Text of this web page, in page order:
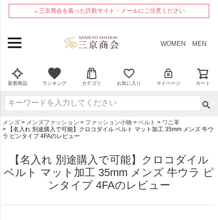
→三京商会を装った詐欺サイト・メールにご注意ください
WOMEN MEN
新着商品 ランキング カテゴリ お気に入り マイページ カート
メンズ メンズファッション ファッション小物 ベルト
ワニ革
【名入れ 別途購入で可能】クロコダイル ベルト マット加工 35mm メンズ 牛ウ
ラ ピンタイプ 4FAのレビュー
【名入れ 別途購入で可能】クロコダイル
ベルト マット加工 35mm メンズ 牛ウラ ピ
ンタイプ 4FAのレビュー
ペー